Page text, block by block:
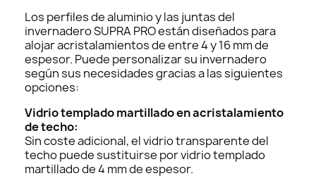
Los perfiles de aluminio y las juntas del
invernadero SUPRA PRO están diseñados para
alojar acristalamientos de entre 4 y 16 mm de
espesor. Puede personalizar su invernadero
según sus necesidades gracias a las siguientes
opciones:
Vidrio templado martillado en acristalamiento
de techo:
Sin coste adicional, el vidrio transparente del
techo puede sustituirse por vidrio templado
martillado de 4 mm de espesor.